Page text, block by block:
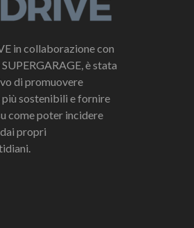
in collaborazione con
è stata
di promuovere
sostenibili e fornire
come poter incidere
propri